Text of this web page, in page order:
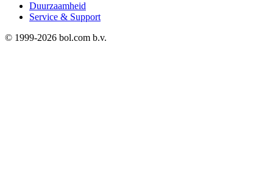
Duurzaamheid
Service & Support
© 1999-2026 bol.com b.v.